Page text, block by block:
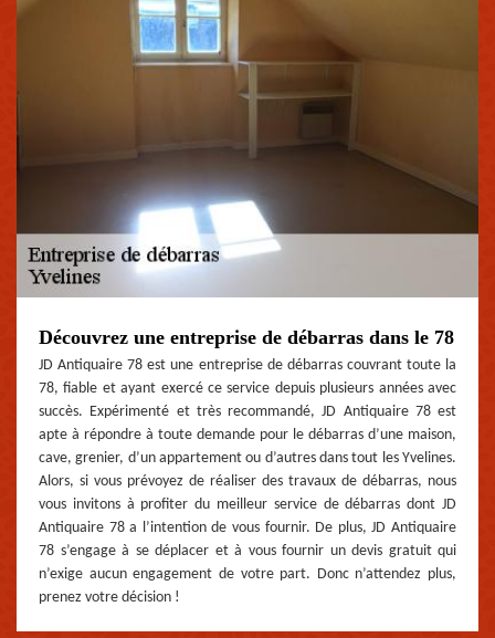
Découvrez une entreprise de débarras dans le 78
JD Antiquaire 78 est une entreprise de débarras couvrant toute la
78, fiable et ayant exercé ce service depuis plusieurs années avec
succès. Expérimenté et très recommandé, JD Antiquaire 78 est
apte à répondre à toute demande pour le débarras d’une maison,
cave, grenier, d’un appartement ou d’autres dans tout les Yvelines.
Alors, si vous prévoyez de réaliser des travaux de débarras, nous
vous invitons à profiter du meilleur service de débarras dont JD
Antiquaire 78 a l’intention de vous fournir. De plus, JD Antiquaire
78 s’engage à se déplacer et à vous fournir un devis gratuit qui
n’exige aucun engagement de votre part. Donc n’attendez plus,
prenez votre décision !